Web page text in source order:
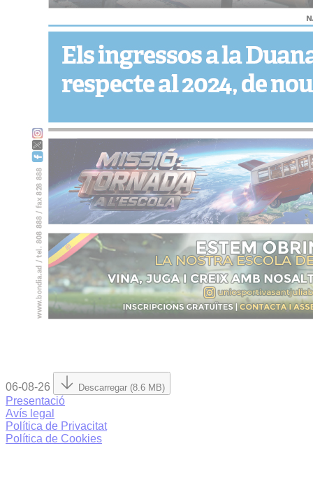
06-08-26 Descarregar (8.6 MB)
Presentació
Avís legal
Política de Privacitat
Política de Cookies